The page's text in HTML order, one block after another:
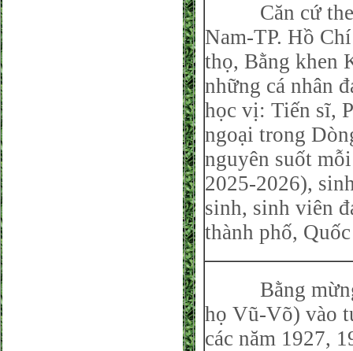
Căn cứ theo
Nam-TP. Hồ
thọ, Bằng khen
những cá nhân
học vị: Tiến sĩ,
ngoại trong
nguyên suốt
2025-2026),
sinh, sinh viên
thành phố,
Bằng mừng
họ Vũ-Võ) vào
các năm